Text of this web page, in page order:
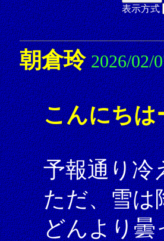
表示方式
朝倉玲 2026/02/
こんにち
予報通り冷
ただ、雪は
どんより曇